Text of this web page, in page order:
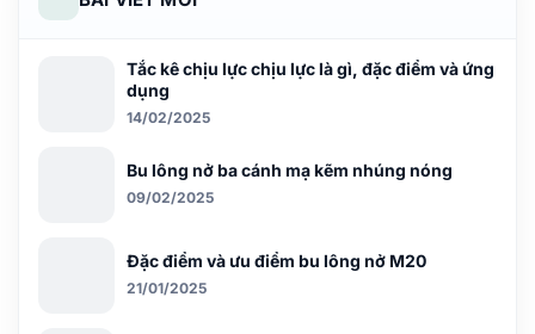
Tắc kê chịu lực chịu lực là gì, đặc điểm và ứng
dụng
14/02/2025
Bu lông nở ba cánh mạ kẽm nhúng nóng
09/02/2025
Đặc điểm và ưu điểm bu lông nở M20
21/01/2025